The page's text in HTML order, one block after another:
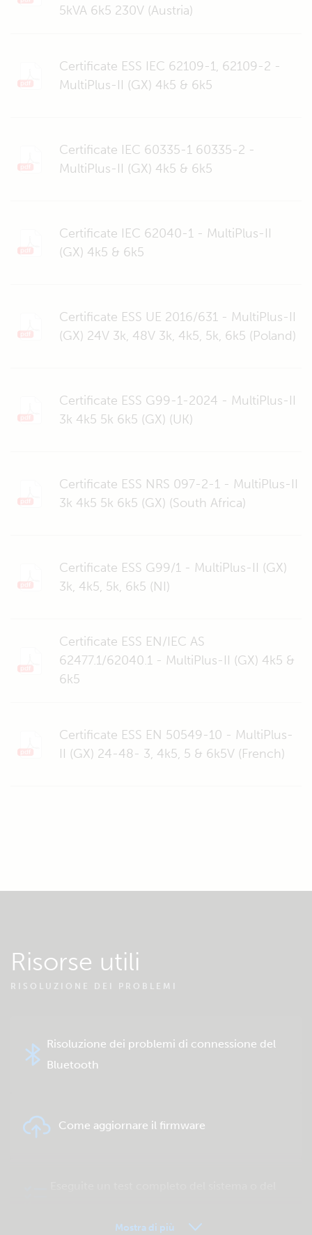
5kVA 6k5 230V (Austria)
Certificate ESS IEC 62109-1, 62109-2 -
MultiPlus-II (GX) 4k5 & 6k5
Certificate IEC 60335-1 60335-2 -
MultiPlus-II (GX) 4k5 & 6k5
Certificate IEC 62040-1 - MultiPlus-II
(GX) 4k5 & 6k5
Certificate ESS UE 2016/631 - MultiPlus-II
(GX) 24V 3k, 48V 3k, 4k5, 5k, 6k5 (Poland)
Certificate ESS G99-1-2024 - MultiPlus-II
3k 4k5 5k 6k5 (GX) (UK)
Certificate ESS NRS 097-2-1 - MultiPlus-II
3k 4k5 5k 6k5 (GX) (South Africa)
Certificate ESS G99/1 - MultiPlus-II (GX)
3k, 4k5, 5k, 6k5 (NI)
Certificate ESS EN/IEC AS
62477.1/62040.1 - MultiPlus-II (GX) 4k5 &
6k5
Certificate ESS EN 50549-10 - MultiPlus-
II (GX) 24-48- 3, 4k5, 5 & 6k5V (French)
Risorse utili
RISOLUZIONE DEI PROBLEMI
Risoluzione dei problemi di connessione del
Bluetooth
Come aggiornare il firmware
Mostra di più